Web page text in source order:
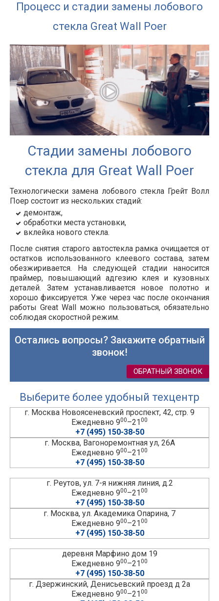
Процесс и стадии замены лобового
стекла Great Wall Poer
Стадии замены лобового
стекла для Great Wall Poer
Технологически замена лобового стекла Грейт Волл
Поер состоит из нескольких стадий:
демонтаж,
обработки места установки,
вклейка нового стекла.
После снятия старого автостекла рамка очищается от
остатков использованного клеевого состава, затем
обезжиривается. На следующей стадии наносится
праймер, повышающий адгезию клея и кузовных
деталей. Затем устанавливается новое полотно и
хорошо фиксируется. Уже через час после окончания
работы Great Wall можно пользоваться, обязательно
соблюдая скоростной режим.
Остались вопросы? Закажите обратный
звонок!
ОБРАТНЫЙ ЗВОНОК
Выберите более удобный техцентр
г. Москва Новоясеневский проспект, 42, стр. 9
Ежедневно 900–2100
+7 (495) 150-38-50
г. Москва, Вагоноремонтная ул, 26А
Ежедневно 900–2100
+7 (495) 150-38-50
г. Реутов, ул. 7-я нижняя линия, д.2
Ежедневно 900–2100
+7 (495) 150-38-50
г. Москва, ул. Академика Опарина, 7
Ежедневно 900–2100
+7 (495) 150-38-50
деревня Марфино дом 19
Ежедневно 900–2100
+7 (495) 150-38-50
г. Дзержинский, Денисьевский проезд д 2а
Ежедневно 900–2100